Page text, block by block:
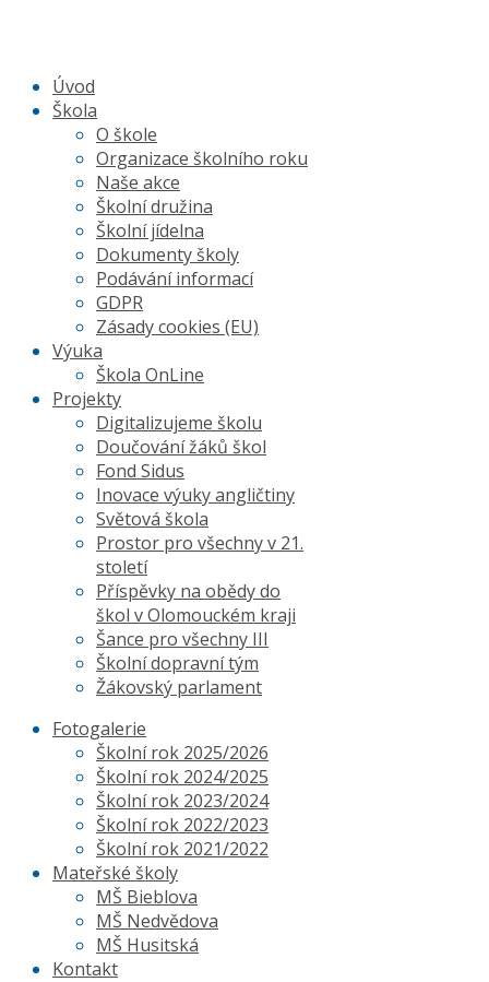
Úvod
Škola
O škole
Organizace školního roku
Naše akce
Školní družina
Školní jídelna
Dokumenty školy
Podávání informací
GDPR
Zásady cookies (EU)
Výuka
Škola OnLine
Projekty
Digitalizujeme školu
Doučování žáků škol
Fond Sidus
Inovace výuky angličtiny
Světová škola
Prostor pro všechny v 21.
století
Příspěvky na obědy do
škol v Olomouckém kraji
Šance pro všechny III
Školní dopravní tým
Žákovský parlament
Fotogalerie
Školní rok 2025/2026
Školní rok 2024/2025
Školní rok 2023/2024
Školní rok 2022/2023
Školní rok 2021/2022
Mateřské školy
MŠ Bieblova
MŠ Nedvědova
MŠ Husitská
Kontakt